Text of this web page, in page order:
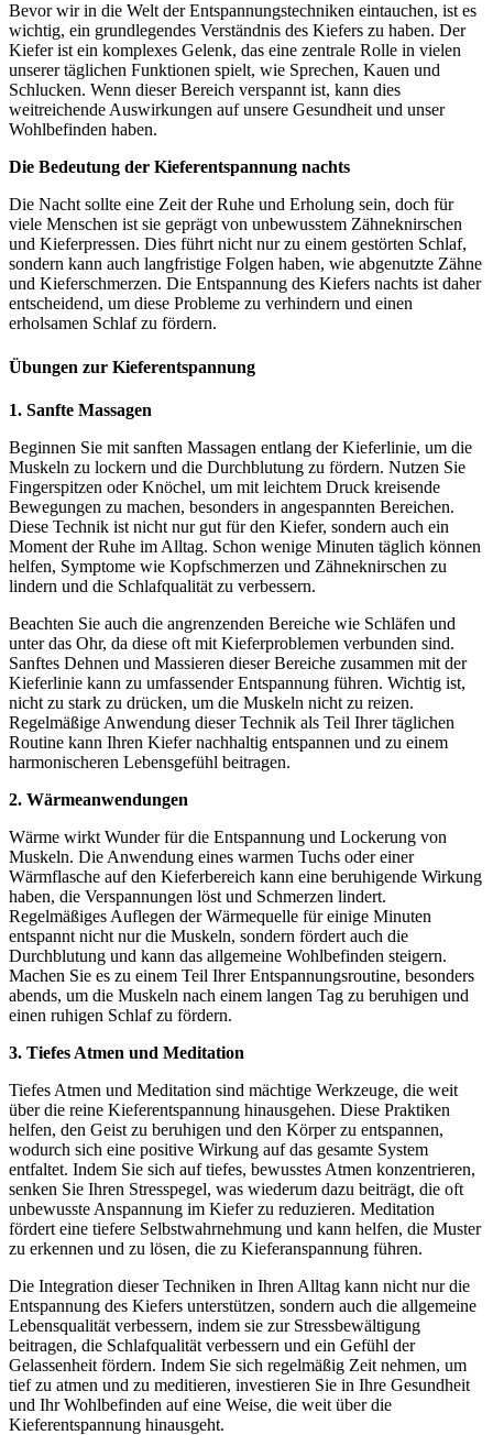
Bevor wir in die Welt der Entspannungstechniken eintauchen, ist es
wichtig, ein grundlegendes Verständnis des Kiefers zu haben. Der
Kiefer ist ein komplexes Gelenk, das eine zentrale Rolle in vielen
unserer täglichen Funktionen spielt, wie Sprechen, Kauen und
Schlucken. Wenn dieser Bereich verspannt ist, kann dies
weitreichende Auswirkungen auf unsere Gesundheit und unser
Wohlbefinden haben.
Die Bedeutung der Kieferentspannung nachts
Die Nacht sollte eine Zeit der Ruhe und Erholung sein, doch für
viele Menschen ist sie geprägt von unbewusstem Zähneknirschen
und Kieferpressen. Dies führt nicht nur zu einem gestörten Schlaf,
sondern kann auch langfristige Folgen haben, wie abgenutzte Zähne
und Kieferschmerzen. Die Entspannung des Kiefers nachts ist daher
entscheidend, um diese Probleme zu verhindern und einen
erholsamen Schlaf zu fördern.
Übungen zur Kieferentspannung
1. Sanfte Massagen
Beginnen Sie mit sanften Massagen entlang der Kieferlinie, um die
Muskeln zu lockern und die Durchblutung zu fördern. Nutzen Sie
Fingerspitzen oder Knöchel, um mit leichtem Druck kreisende
Bewegungen zu machen, besonders in angespannten Bereichen.
Diese Technik ist nicht nur gut für den Kiefer, sondern auch ein
Moment der Ruhe im Alltag. Schon wenige Minuten täglich können
helfen, Symptome wie Kopfschmerzen und Zähneknirschen zu
lindern und die Schlafqualität zu verbessern.
Beachten Sie auch die angrenzenden Bereiche wie Schläfen und
unter das Ohr, da diese oft mit Kieferproblemen verbunden sind.
Sanftes Dehnen und Massieren dieser Bereiche zusammen mit der
Kieferlinie kann zu umfassender Entspannung führen. Wichtig ist,
nicht zu stark zu drücken, um die Muskeln nicht zu reizen.
Regelmäßige Anwendung dieser Technik als Teil Ihrer täglichen
Routine kann Ihren Kiefer nachhaltig entspannen und zu einem
harmonischeren Lebensgefühl beitragen.
2. Wärmeanwendungen
Wärme wirkt Wunder für die Entspannung und Lockerung von
Muskeln. Die Anwendung eines warmen Tuchs oder einer
Wärmflasche auf den Kieferbereich kann eine beruhigende Wirkung
haben, die Verspannungen löst und Schmerzen lindert.
Regelmäßiges Auflegen der Wärmequelle für einige Minuten
entspannt nicht nur die Muskeln, sondern fördert auch die
Durchblutung und kann das allgemeine Wohlbefinden steigern.
Machen Sie es zu einem Teil Ihrer Entspannungsroutine, besonders
abends, um die Muskeln nach einem langen Tag zu beruhigen und
einen ruhigen Schlaf zu fördern.
3. Tiefes Atmen und Meditation
Tiefes Atmen und Meditation sind mächtige Werkzeuge, die weit
über die reine Kieferentspannung hinausgehen. Diese Praktiken
helfen, den Geist zu beruhigen und den Körper zu entspannen,
wodurch sich eine positive Wirkung auf das gesamte System
entfaltet. Indem Sie sich auf tiefes, bewusstes Atmen konzentrieren,
senken Sie Ihren Stresspegel, was wiederum dazu beiträgt, die oft
unbewusste Anspannung im Kiefer zu reduzieren. Meditation
fördert eine tiefere Selbstwahrnehmung und kann helfen, die Muster
zu erkennen und zu lösen, die zu Kieferanspannung führen.
Die Integration dieser Techniken in Ihren Alltag kann nicht nur die
Entspannung des Kiefers unterstützen, sondern auch die allgemeine
Lebensqualität verbessern, indem sie zur Stressbewältigung
beitragen, die Schlafqualität verbessern und ein Gefühl der
Gelassenheit fördern. Indem Sie sich regelmäßig Zeit nehmen, um
tief zu atmen und zu meditieren, investieren Sie in Ihre Gesundheit
und Ihr Wohlbefinden auf eine Weise, die weit über die
Kieferentspannung hinausgeht.